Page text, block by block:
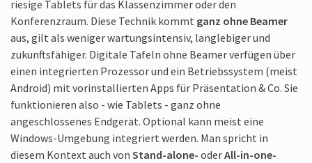
riesige Tablets für das Klassenzimmer oder den
Konferenzraum. Diese Technik kommt ganz ohne Beamer
aus, gilt als weniger wartungsintensiv, langlebiger und
zukunftsfähiger. Digitale Tafeln ohne Beamer verfügen über
einen integrierten Prozessor und ein Betriebssystem (meist
Android) mit vorinstallierten Apps für Präsentation & Co. Sie
funktionieren also - wie Tablets - ganz ohne
angeschlossenes Endgerät. Optional kann meist eine
Windows-Umgebung integriert werden. Man spricht in
diesem Kontext auch von Stand-alone- oderAll-in-one-